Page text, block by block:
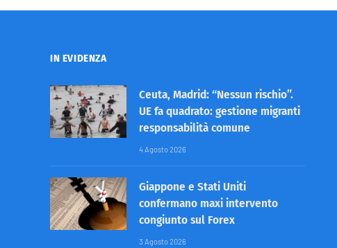
IN EVIDENZA
Ceuta, Madrid: “Nessun rischio”.
UE fa quadrato: gestione migranti
responsabilità comune
4 Agosto 2026
Giappone e Stati Uniti
confermano maxi intervento
congiunto sul Forex
3 Agosto 2026